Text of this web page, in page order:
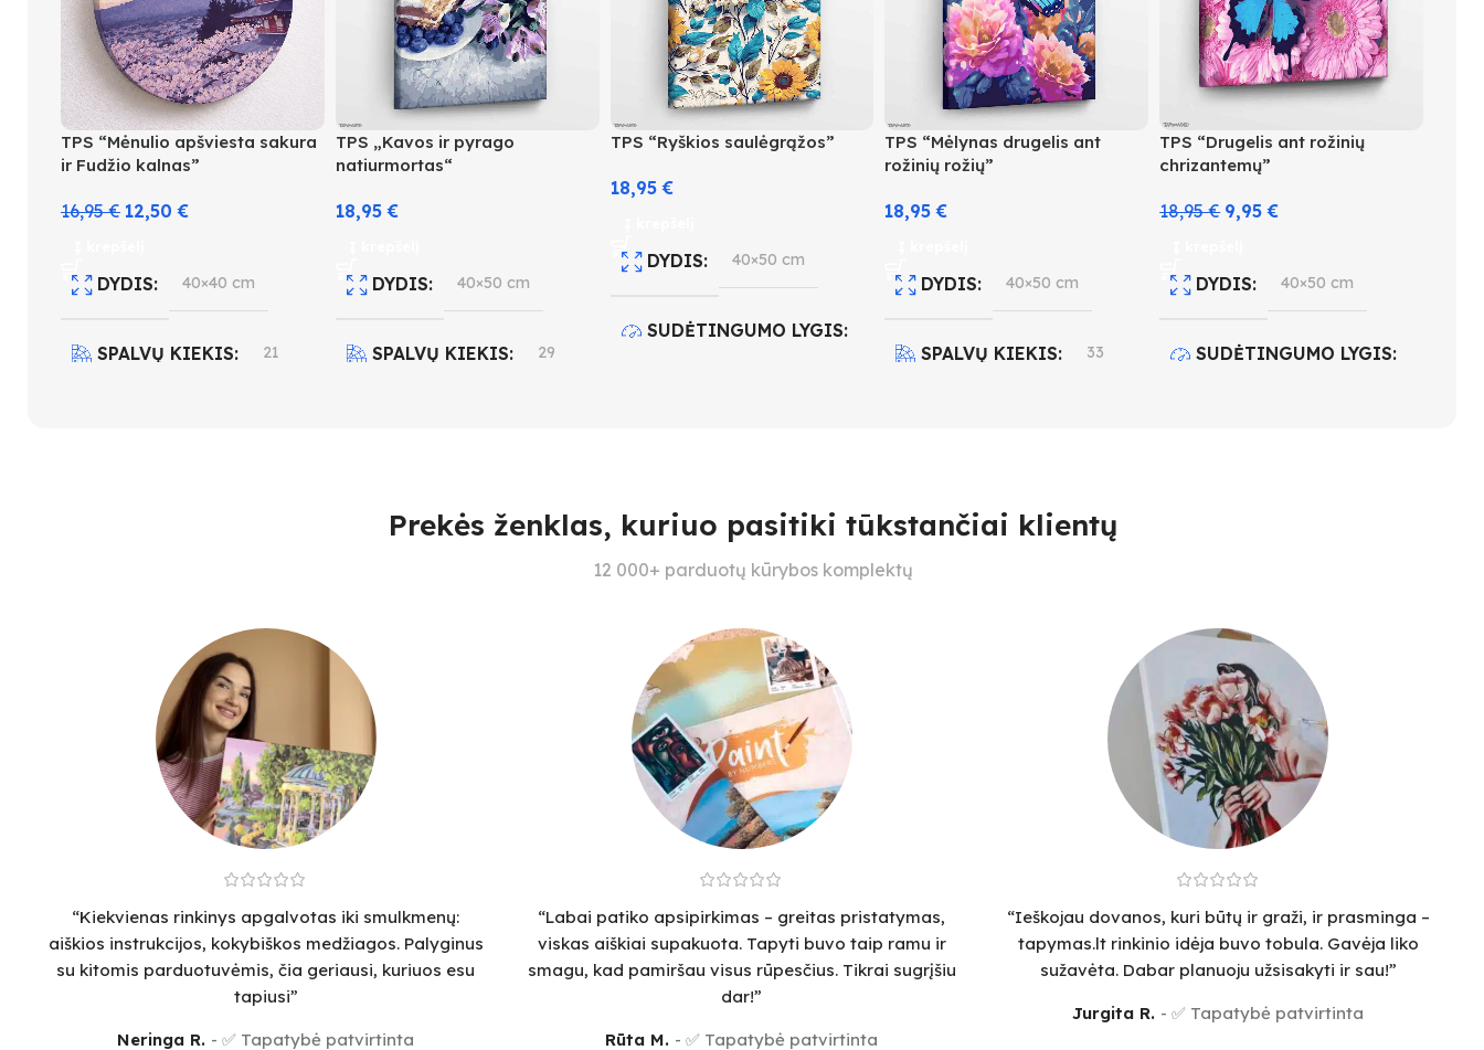
TPS “Mėnulio apšviesta sakura
ir Fudžio kalnas”
16,95€ 12,50€
DYDIS 40×40 cm
SPALVŲ KIEKIS 21
TPS „Kavos ir pyrago
natiurmortas“
18,95€
DYDIS 40×50 cm
SPALVŲ KIEKIS 29
TPS “Ryškios saulėgrąžos”
18,95€
DYDIS 40×50 cm
SUDĖTINGUMO LYGIS
TPS “Mėlynas drugelis ant
rožinių rožių”
18,95€
DYDIS 40×50 cm
SPALVŲ KIEKIS 33
TPS “Drugelis ant rožinių
chrizantemų”
18,95€ 9,95€
DYDIS 40×50 cm
SUDĖTINGUMO LYGIS
Prekės ženklas, kuriuo pasitiki tūkstančiai klientų
12 000+ parduotų kūrybos komplektų
“Kiekvienas rinkinys apgalvotas iki smulkmenų:
aiškios instrukcijos, kokybiškos medžiagos. Palyginus
su kitomis parduotuvėmis, čia geriausi, kuriuos esu
tapiusi”
Neringa R. ✅ Tapatybė patvirtinta
“Labai patiko apsipirkimas – greitas pristatymas,
viskas aiškiai supakuota. Tapyti buvo taip ramu ir
smagu, kad pamiršau visus rūpesčius. Tikrai sugrįšiu
dar!”
Rūta M. ✅ Tapatybė patvirtinta
“Ieškojau dovanos, kuri būtų ir graži, ir prasminga –
tapymas.lt rinkinio idėja buvo tobula. Gavėja liko
sužavėta. Dabar planuoju užsisakyti ir sau!”
Jurgita R. ✅ Tapatybė patvirtinta